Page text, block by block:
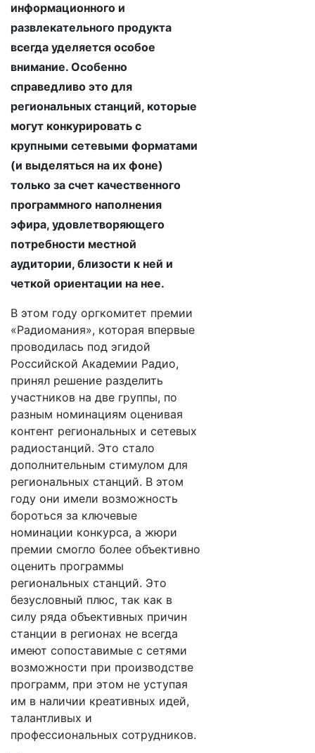
информационного и
развлекательного продукта
всегда уделяется особое
внимание. Особенно
справедливо это для
региональных станций, которые
могут конкурировать с
крупными сетевыми форматами
(и выделяться на их фоне)
только за счет качественного
программного наполнения
эфира, удовлетворяющего
потребности местной
аудитории, близости к ней и
четкой ориентации на нее.
В этом году оргкомитет премии
«Радиомания», которая впервые
проводилась под эгидой
Российской Академии Радио,
принял решение разделить
участников на две группы, по
разным номинациям оценивая
контент региональных и сетевых
радиостанций. Это стало
дополнительным стимулом для
региональных станций. В этом
году они имели возможность
бороться за ключевые
номинации конкурса, а жюри
премии смогло более объективно
оценить программы
региональных станций. Это
безусловный плюс, так как в
силу ряда объективных причин
станции в регионах не всегда
имеют сопоставимые с сетями
возможности при производстве
программ, при этом не уступая
им в наличии креативных идей,
талантливых и
профессиональных сотрудников.